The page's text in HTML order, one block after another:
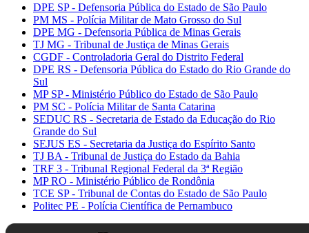
DPE SP - Defensoria Pública do Estado de São Paulo
PM MS - Polícia Militar de Mato Grosso do Sul
DPE MG - Defensoria Pública de Minas Gerais
TJ MG - Tribunal de Justiça de Minas Gerais
CGDF - Controladoria Geral do Distrito Federal
DPE RS - Defensoria Pública do Estado do Rio Grande do
Sul
MP SP - Ministério Público do Estado de São Paulo
PM SC - Polícia Militar de Santa Catarina
SEDUC RS - Secretaria de Estado da Educação do Rio
Grande do Sul
SEJUS ES - Secretaria da Justiça do Espírito Santo
TJ BA - Tribunal de Justiça do Estado da Bahia
TRF 3 - Tribunal Regional Federal da 3ª Região
MP RO - Ministério Público de Rondônia
TCE SP - Tribunal de Contas do Estado de São Paulo
Politec PE - Polícia Científica de Pernambuco